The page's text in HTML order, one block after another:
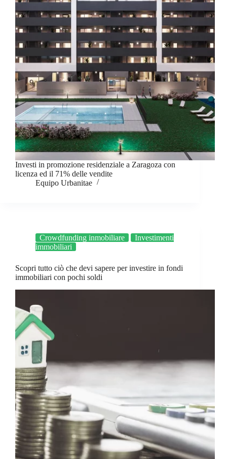
Investi in promozione residenziale a Zaragoza con
licenza ed il 71% delle vendite
Equipo Urbanitae
Crowdfunding inmobiliare
Investimenti
immobiliari
Scopri tutto ciò che devi sapere per investire in fondi
immobiliari con pochi soldi